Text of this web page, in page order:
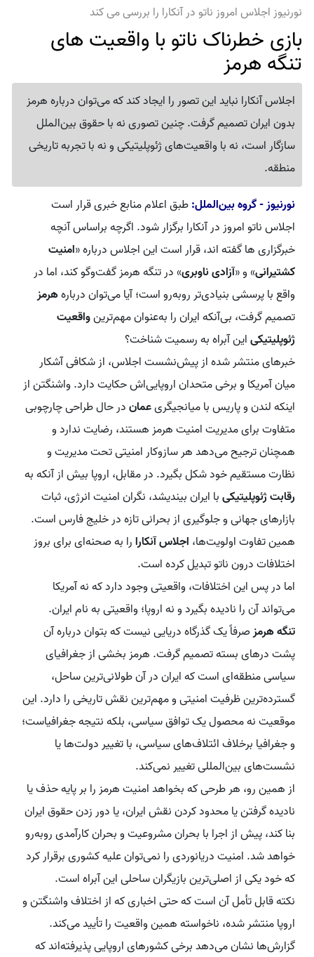
نورنیوز اجلاس امروز ناتو در آنکارا را بررسی می کند
بازی خطرناک ناتو با واقعیت های
تنگه هرمز
اجلاس آنکارا نباید این تصور را ایجاد کند که می‌توان درباره هرمز
بدون ایران تصمیم گرفت. چنین تصوری نه با حقوق بین‌الملل
سازگار است، نه با واقعیت‌های ژئوپلیتیکی و نه با تجربه تاریخی
منطقه.
نورنیوز - گروه بین‌الملل:طبق اعلام منابع خبری قرار است
اجلاس ناتو امروز در آنکارا برگزار شود. اگرچه براساس آنچه
خبرگزاری ها گفته اند، قرار است این اجلاس درباره «امنیت
کشتیرانی» و «آزادی ناوبری» در تنگه هرمز گفت‌وگو کند، اما در
واقع با پرسشی بنیادی‌تر روبه‌رو است؛ آیا می‌توان دربارههرمز
تصمیم گرفت، بی‌آنکه ایران را به‌عنوان مهم‌ترینواقعیت
ژئوپلیتیکیاین آبراه به رسمیت شناخت؟
خبرهای منتشر شده از پیش‌نشست اجلاس، از شکافی آشکار
میان آمریکا و برخی متحدان اروپایی‌اش حکایت دارد. واشنگتن از
اینکه لندن و پاریس با میانجیگریعماندر حال طراحی چارچوبی
متفاوت برای مدیریت امنیت هرمز هستند، رضایت ندارد و
همچنان ترجیح می‌دهد هر سازوکار امنیتی تحت مدیریت و
نظارت مستقیم خود شکل بگیرد. در مقابل، اروپا بیش از آنکه به
رقابت ژئوپلیتیکیبا ایران بیندیشد، نگران امنیت انرژی، ثبات
بازارهای جهانی و جلوگیری از بحرانی تازه در خلیج فارس است.
همین تفاوت اولویت‌ها، اجلاس آنکارارا به صحنه‌ای برای بروز
اختلافات درون ناتو تبدیل کرده است.
اما در پس این اختلافات، واقعیتی وجود دارد که نه آمریکا
می‌تواند آن را نادیده بگیرد و نه اروپا؛ واقعیتی به نام ایران.
تنگه هرمزصرفاً یک گذرگاه دریایی نیست که بتوان درباره آن
پشت درهای بسته تصمیم گرفت. هرمز بخشی از جغرافیای
سیاسی منطقه‌ای است که ایران در آن طولانی‌ترین ساحل،
گسترده‌ترین ظرفیت امنیتی و مهم‌ترین نقش تاریخی را دارد. این
موقعیت نه محصول یک توافق سیاسی، بلکه نتیجه جغرافیاست؛
و جغرافیا برخلاف ائتلاف‌های سیاسی، با تغییر دولت‌ها یا
نشست‌های بین‌المللی تغییر نمی‌کند.
از همین رو، هر طرحی که بخواهد امنیت هرمز را بر پایه حذف یا
نادیده گرفتن یا محدود کردن نقش ایران، یا دور زدن حقوق ایران
بنا کند، پیش از اجرا با بحران مشروعیت و بحران کارآمدی روبه‌رو
خواهد شد. امنیت دریانوردی را نمی‌توان علیه کشوری برقرار کرد
که خود یکی از اصلی‌ترین بازیگران ساحلی این آبراه است.
نکته قابل تأمل آن است که حتی اخباری که از اختلاف واشنگتن و
اروپا منتشر شده، ناخواسته همین واقعیت را تأیید می‌کند.
گزارش‌ها نشان می‌دهد برخی کشورهای اروپایی پذیرفته‌اند که